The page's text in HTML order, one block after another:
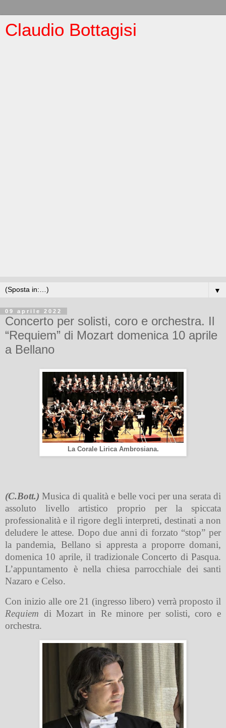
Claudio Bottagisi
▼
09 aprile 2022
Concerto per solisti, coro e orchestra. Il
“Requiem” di Mozart domenica 10 aprile
a Bellano
La Corale Lirica Ambrosiana.
(C.Bott.) Musica di qualità e belle voci per una serata di
assoluto livello artistico proprio per la spiccata
professionalità e il rigore degli interpreti, destinati a non
deludere le attese. Dopo due anni di forzato “stop” per
la pandemia, Bellano si appresta a proporre domani,
domenica 10 aprile, il tradizionale Concerto di Pasqua.
L’appuntamento è nella chiesa parrocchiale dei santi
Nazaro e Celso.
Con inizio alle ore 21 (ingresso libero) verrà proposto il
Requiem di Mozart in Re minore per solisti, coro e
orchestra.